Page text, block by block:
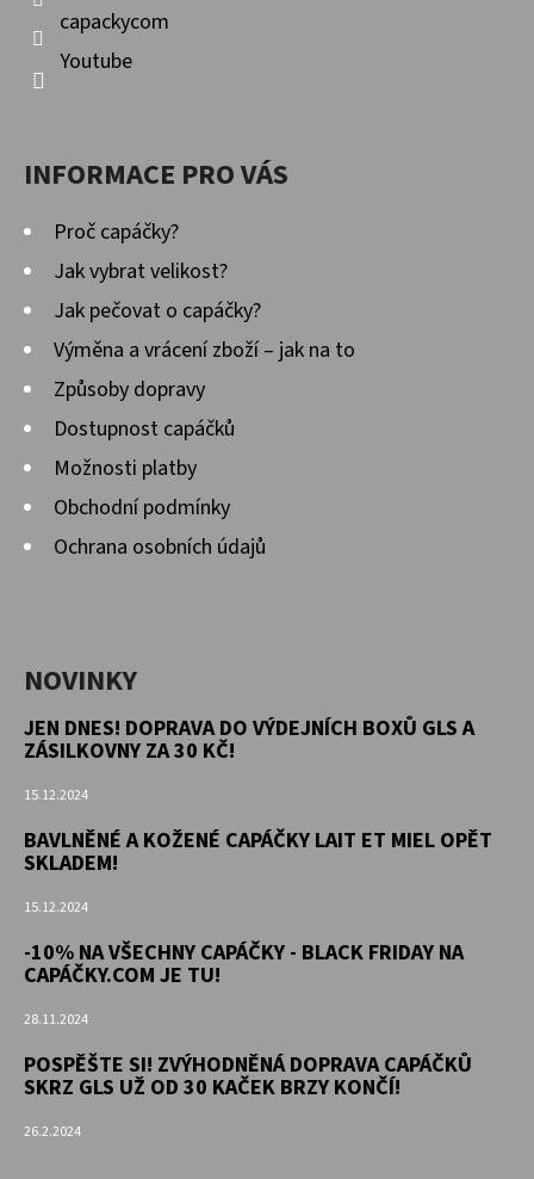
capackycom
Youtube
INFORMACE PRO VÁS
Proč capáčky?
Jak vybrat velikost?
Jak pečovat o capáčky?
Výměna a vrácení zboží – jak na to
Způsoby dopravy
Dostupnost capáčků
Možnosti platby
Obchodní podmínky
Ochrana osobních údajů
NOVINKY
JEN DNES! DOPRAVA DO VÝDEJNÍCH BOXŮ GLS A
ZÁSILKOVNY ZA 30 KČ!
15.12.2024
BAVLNĚNÉ A KOŽENÉ CAPÁČKY LAIT ET MIEL OPĚT
SKLADEM!
15.12.2024
-10% NA VŠECHNY CAPÁČKY - BLACK FRIDAY NA
CAPÁČKY.COM JE TU!
28.11.2024
POSPĚŠTE SI! ZVÝHODNĚNÁ DOPRAVA CAPÁČKŮ
SKRZ GLS UŽ OD 30 KAČEK BRZY KONČÍ!
26.2.2024